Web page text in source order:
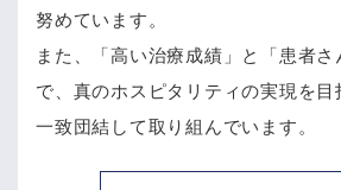
努めています。
また、「高い治療成績」と「患者さ
で、 真のホスピタリティの実現を目
一致団結して取り組んでいます。